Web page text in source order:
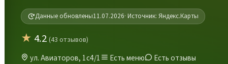
Данные обновлены11.07.2026· Источник: Яндекс.Карты
★ 4.2(43 отзывов)
ул. Авиаторов, 1с4/1 Есть меню Есть отзывы